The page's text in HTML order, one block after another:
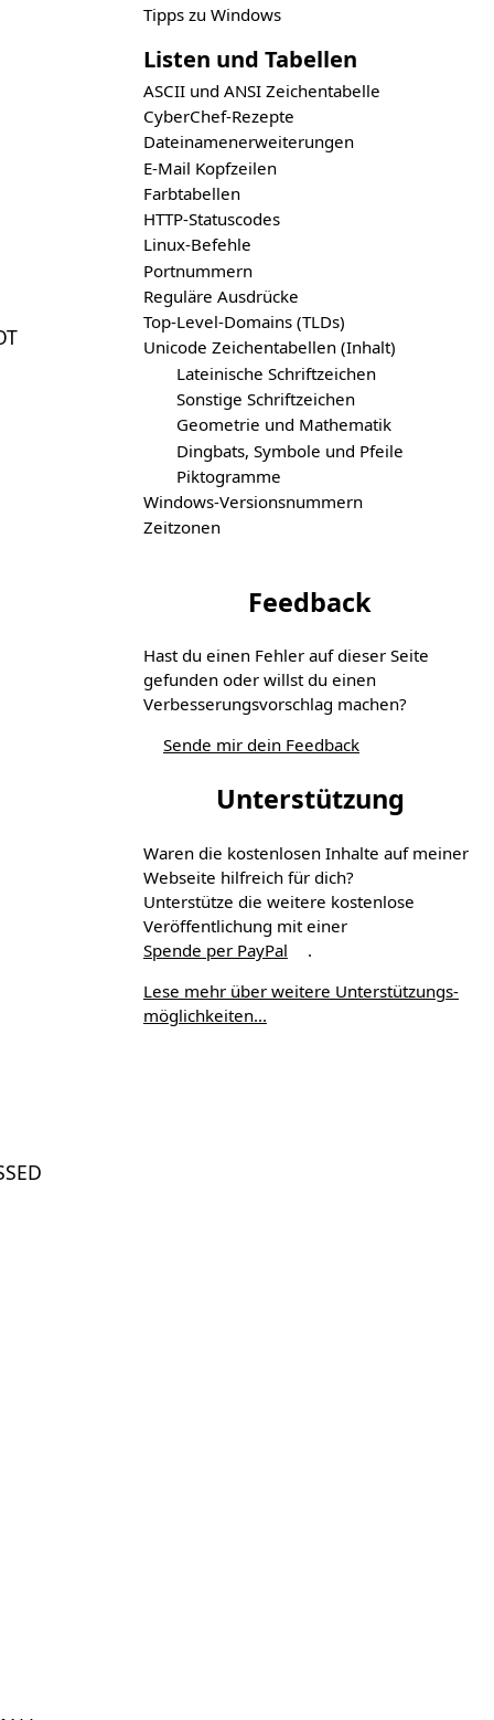
Tipps zu Windows
Listen und Tabellen
ASCII und ANSI Zeichentabelle
CyberChef-Rezepte
Dateinamenerweiterungen
E-Mail Kopfzeilen
Farbtabellen
HTTP-Statuscodes
Linux-Befehle
Portnummern
Reguläre Ausdrücke
Top-Level-Domains (TLDs)
Unicode Zeichentabellen (Inhalt)
Lateinische Schriftzeichen
Sonstige Schriftzeichen
Geometrie und Mathematik
Dingbats, Symbole und Pfeile
Piktogramme
Windows-Versionsnummern
Zeitzonen
Feedback
Hast du einen Fehler auf dieser Seite
gefunden oder willst du einen
Verbesserungs­vorschlag machen?
Sende mir dein Feedback
Unterstützung
Waren die kostenlosen Inhalte auf meiner
Webseite hilfreich für dich?
Unterstütze die weitere kostenlose
Veröffentlichung mit einer
Spende per PayPal
.
Lese mehr über weitere Unterstützungs­
möglichkeiten...